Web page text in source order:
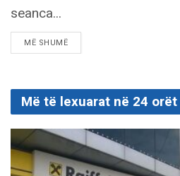
seanca...
MË SHUMËDETAILS
Më të lexuarat në 24